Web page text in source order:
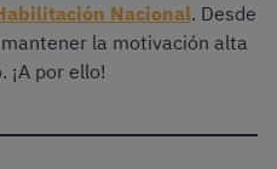
Nacional. Desde
la motivación alta
¡A por ello!